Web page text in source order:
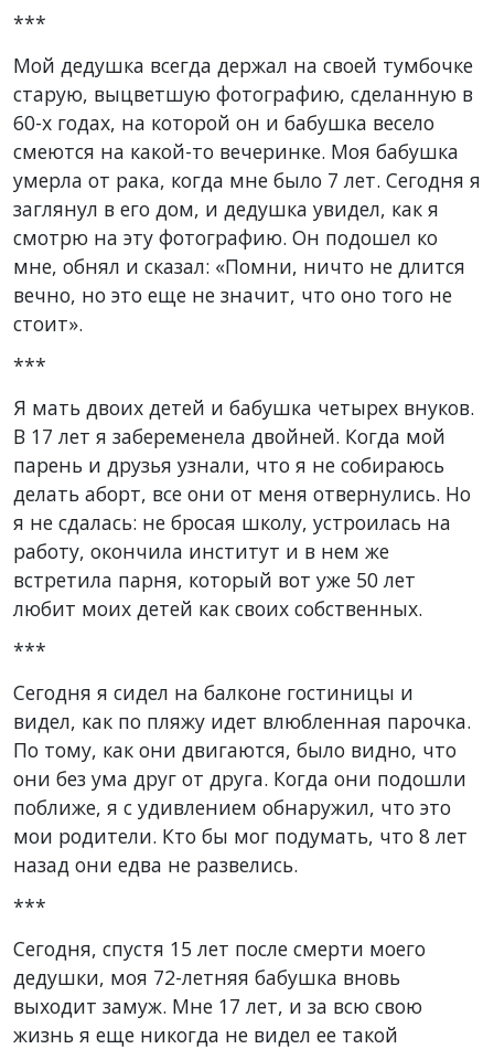
***
Мой дедушка всегда держал на своей тумбочке
старую, выцветшую фотографию, сделанную в
60-х годах, на которой он и бабушка весело
смеются на какой-то вечеринке. Моя бабушка
умерла от рака, когда мне было 7 лет. Сегодня я
заглянул в его дом, и дедушка увидел, как я
смотрю на эту фотографию. Он подошел ко
мне, обнял и сказал: «Помни, ничто не длится
вечно, но это еще не значит, что оно того не
стоит».
***
Я мать двоих детей и бабушка четырех внуков.
В 17 лет я забеременела двойней. Когда мой
парень и друзья узнали, что я не собираюсь
делать аборт, все они от меня отвернулись. Но
я не сдалась: не бросая школу, устроилась на
работу, окончила институт и в нем же
встретила парня, который вот уже 50 лет
любит моих детей как своих собственных.
***
Сегодня я сидел на балконе гостиницы и
видел, как по пляжу идет влюбленная парочка.
По тому, как они двигаются, было видно, что
они без ума друг от друга. Когда они подошли
поближе, я с удивлением обнаружил, что это
мои родители. Кто бы мог подумать, что 8 лет
назад они едва не развелись.
***
Сегодня, спустя 15 лет после смерти моего
дедушки, моя 72-летняя бабушка вновь
выходит замуж. Мне 17 лет, и за всю свою
жизнь я еще никогда не видел ее такой